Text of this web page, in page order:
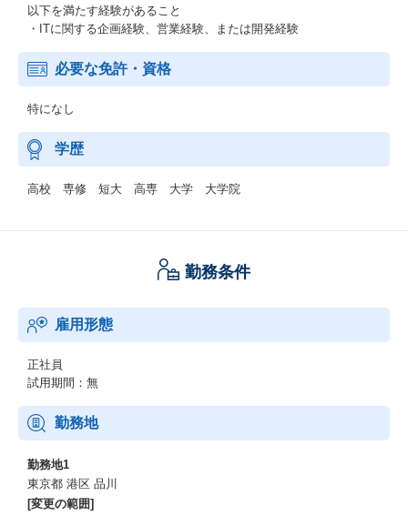
以下を満たす経験があること
・ITに関する企画経験、営業経験、または開発経験
必要な免許・資格
特になし
学歴
高校 専修 短大 高専 大学 大学院
勤務条件
雇用形態
正社員
試用期間：無
勤務地
勤務地1
東京都 港区 品川
[変更の範囲]